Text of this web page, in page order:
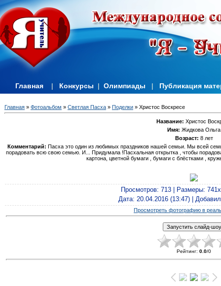
Главная | Конкурсы | Олимпиады | Публикация
Главная » Фотоальбом » Светлая Пасха » Поделки » Христос Воскресе
Название: Христос
Имя: Жидкова Ольга
Возраст: 8 лет
Комментарий: Пасха это один из любимых праздников нашей семьи. Мы всей
порадовать всю свою семью. И... Придумала !Пасхальная открытка , чтобы
картона, цветной бумаги , бумаги с блёстками ,
Просмотров: 713 | Размеры:
Дата: 20.04.2016 (13:47) | Добавил
Просмотреть фотографию в
Рейтинг: 0.0/0